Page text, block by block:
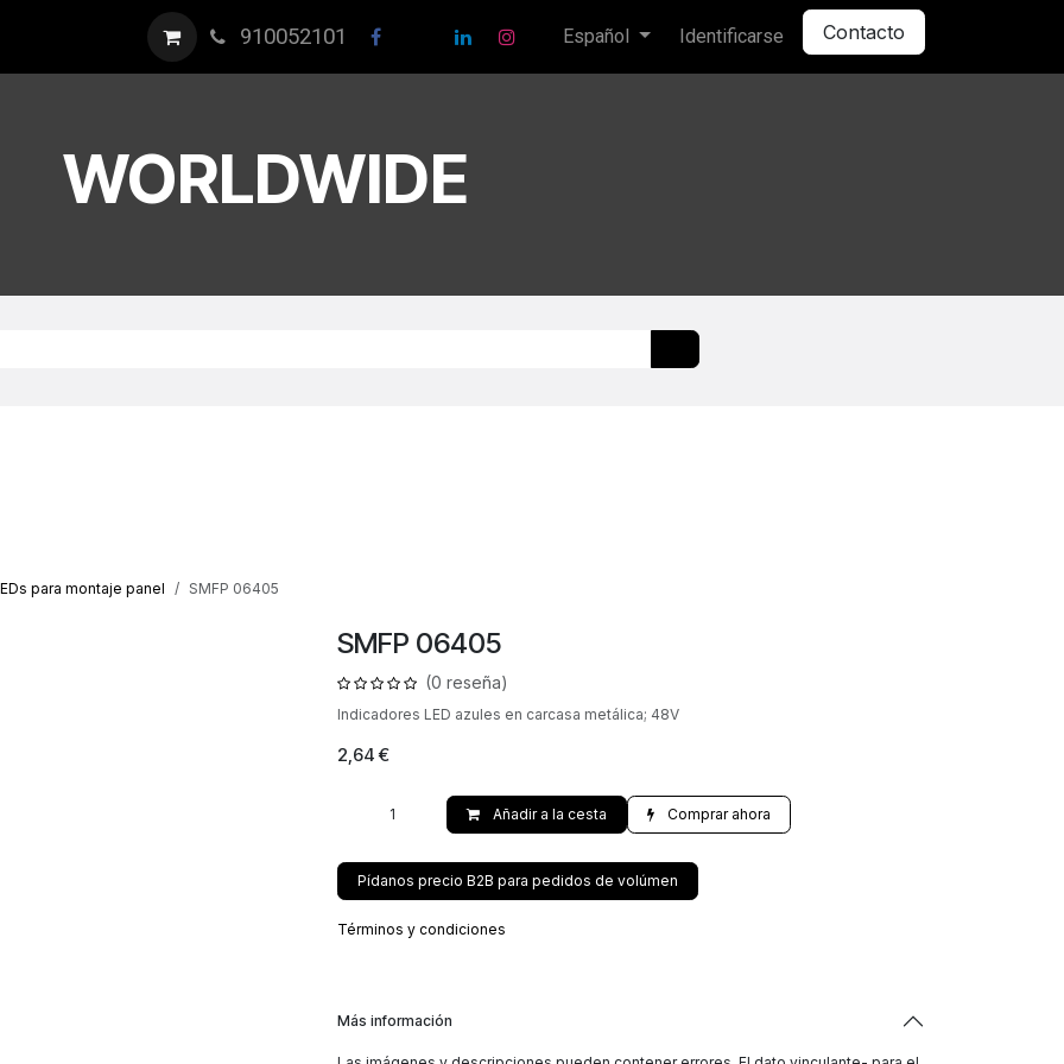
910052101 Español Identificarse Contacto
WORLDWIDE
para montaje panel SMFP 06405
SMFP 06405
(0 reseña)
Indicadores LED azules en carcasa metálica; 48V
2,64€
Añadir a la cesta Comprar ahora
Pídanos precio B2B para pedidos de volúmen
Términos y condiciones
Más información